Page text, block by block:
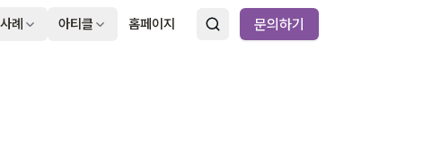
례 아티클 홈페이지 문의하기